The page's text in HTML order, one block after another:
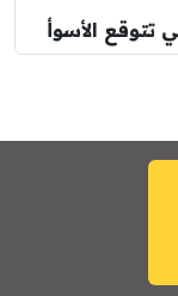
تتوقع الأسوأ